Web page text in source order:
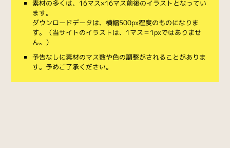
素材の多くは、16マス×16マス前後のイラストとなってい
ます。
ダウンロードデータは、横幅500px程度のものになりま
す。（当サイトのイラストは、1マス＝1pxではありませ
ん。）
予告なしに素材のマス数や色の調整がされることがありま
す。予めご了承ください。